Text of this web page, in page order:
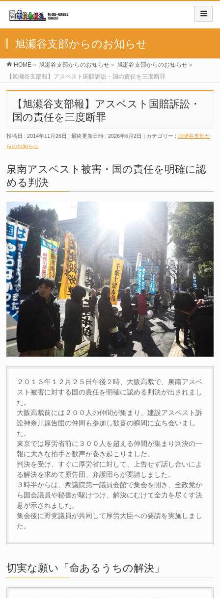
旭瀬谷支部からのお知らせ
HOME » 旭瀬谷支部からのお知らせ » 旭瀬谷支部からのお知らせ »
【旭瀬谷支部報】アスベスト国賠訴訟・国の責任を三度断罪
【旭瀬谷支部報】アスベスト国賠訴訟・
国の責任を三度断罪
投稿日 : 2014年11月26日 最終更新日時 : 2026年6月2日 カテゴリー :旭瀬谷支部か
らのお知らせ
泉南アスベスト被害・国の責任を明確に認
める判決
２０１３年１２月２５日午後２時、大阪高裁で、泉南アスベ
スト被害に対する国の責任を明確に認める判決が出されまし
た。
大阪高裁前には２００人の仲間が集まり、建設アスベスト訴
訟神奈川原告団の仲間も参加し歓喜の瞬間に立ち会いまし
た。
東京では厚労省前に３００人を超える仲間が集まり判決の一
報に大きな拍手と歓声が巻き起こりました。
判決を受け、すぐに厚労省に対して、上告せず話し合いによ
る解決を求めて原告団、弁護団らが要請しました。
３時半からは、衆議院第一議員会館で集会を開き、全政党か
ら国会議員や秘書が駆けつけ、解決にむけて全力を尽くす決
意が示されました。
集会後に野党議員が共同して厚労大臣への要請を実施しまし
た。
切実な願い「命あるうちの解決」